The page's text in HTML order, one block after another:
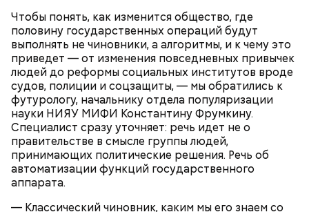
Чтобы понять, как изменится общество, где
половину государственных операций будут
выполнять не чиновники, а алгоритмы, и к чему это
приведет — от изменения повседневных привычек
людей до реформы социальных институтов вроде
судов, полиции и соцзащиты, — мы обратились к
футурологу, начальнику отдела популяризации
науки НИЯУ МИФИ Константину Фрумкину.
Специалист сразу уточняет: речь идет не о
правительстве в смысле группы людей,
принимающих политические решения. Речь об
автоматизации функций государственного
аппарата.
— Классический чиновник, каким мы его знаем со